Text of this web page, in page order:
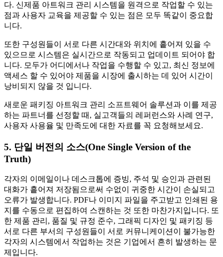
다. 신제품 아트워크 관리 시스템을 원격으로 작업할 수 있는
점과 사용자 교육을 제공할 수 있는 점은 모두 똑같이 중요합
니다.
또한 구성원들이 서로 다른 시간대와 위치에 흩어져 있을 수
있으므로 시스템은 실시간으로 작동되고 업데이트 되어야 합
니다. 모두가 어디에서나 작업을 수행할 수 있고, 최신 정보에
액세스 할 수 있어야 제품을 시장에 출시하는 데 있어 시간이
낭비되지 않을 것 입니다.
새로운 패키징 아트워크 관리 소프트웨어 솔루션과 이를 제공
하는 파트너를 선정할 때, 실고객들의 레퍼런스와 사례 연구,
사용자 사용율 및 만족도에 대한 자료를 꼭 요청해보세요.
5. 단일 버전의 소스(One Single Version of the
Truth)
각자의 이메일이나 데스크톱에 증빙, 주석 및 승인과 관련된
대화가 흩어져 저장됨으로써 수없이 귀중한 시간이 손실되고
오류가 발생합니다. PDF나 이미지 파일을 주고받고 인쇄된 용
지를 수동으로 편집하여 스캔하는 것 또한 마찬가지입니다. 또
한 제품 관리, 품질 및 규정 준수, 그래픽 디자인 및 패키징 등
서로 다른 부서의 구성원들이 서로 커뮤니케이션이 불가능한
각자의 시스템에서 작업하는 것은 기업에서 흔히 발생하는 문
제입니다.